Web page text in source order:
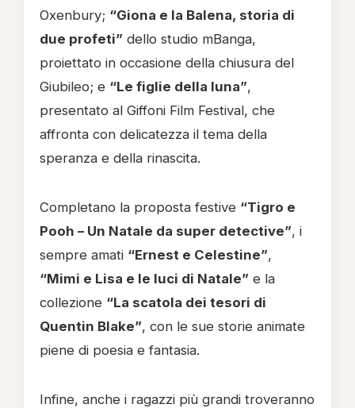
Oxenbury; “Giona e la Balena, storia di
due profeti” dello studio mBanga,
proiettato in occasione della chiusura del
Giubileo; e “Le figlie della luna”,
presentato al Giffoni Film Festival, che
affronta con delicatezza il tema della
speranza e della rinascita.
Completano la proposta festive “Tigro e
Pooh – Un Natale da super detective”, i
sempre amati “Ernest e Celestine”,
“Mimi e Lisa e le luci di Natale” e la
collezione “La scatola dei tesori di
Quentin Blake”, con le sue storie animate
piene di poesia e fantasia.
Infine, anche i ragazzi più grandi troveranno